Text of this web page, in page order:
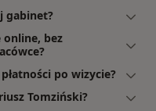
gabinet?
online, bez
po wizycie?
Tomziński?